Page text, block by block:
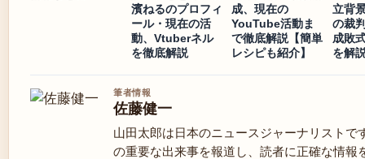
濱ねるのプロフィ
ール・現在の活
動、Vtuberネル
を徹底解説
成、現在の
YouTube活動ま
で徹底解説【簡単
レシピも紹介】
立背
の裁
成敗
を解
筆者情報
佐藤健一
山田太郎は日本のニュースジャーナリストで
の重要な出来事を報道し、読者に正確な情報